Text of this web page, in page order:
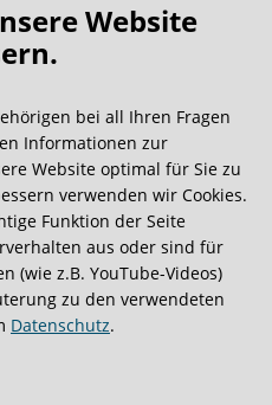
ride!
Gästebucheinträge,
ungewöhnlich.
Website
bei all Ihren Fragen
Informationen zur
Website optimal für Sie zu
verwenden wir Cookies.
Funktion der Seite
aus oder sind für
(wie z.B. YouTube-Videos)
zu den verwendeten
Datenschutz.